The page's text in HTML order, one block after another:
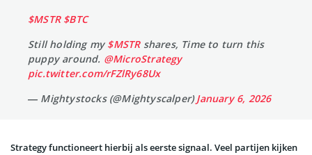
$MSTR $BTC
Still holding my $MSTRshares, Time to turn this
puppy around. @MicroStrategy
pic.twitter.com/rFZlRy68Ux
— Mightystocks (@Mightyscalper)January 6, 2026
Strategy functioneert hierbij als eerste signaal. Veel partijen kijken